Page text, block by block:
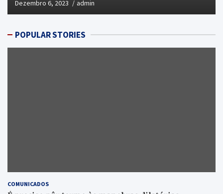
Dezembro 6, 2023 admin
POPULAR STORIES
COMUNICADOS